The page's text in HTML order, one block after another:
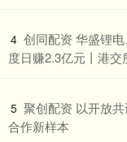
4 创同配资 华盛锂
度日赚2.3亿元丨港交
5 聚创配资 以开放
合作新样本